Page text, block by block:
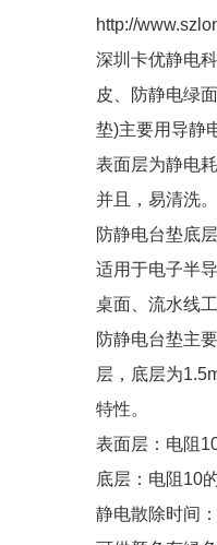
http://
深圳卡优静电
皮、防静电绿
垫)主要用导静
表面层为静电
并且，易清洗
防静电台垫底
适用于电子半
桌面、流水线
防静电台垫主
层，底层为
特性。
表面层：电阻
底层：电阻10
静电散除时间